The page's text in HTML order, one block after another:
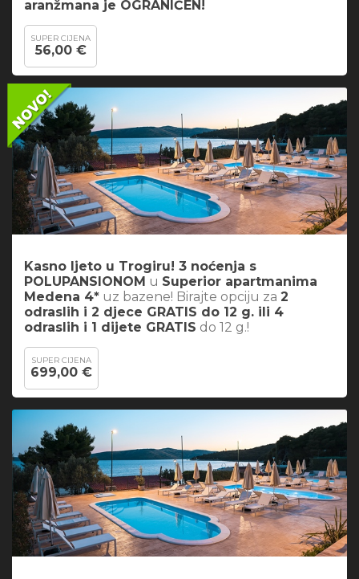
aranžmana je OGRANIČEN!
SUPER CIJENA
56,00 €
Kasno ljeto u Trogiru! 3 noćenja s
POLUPANSIONOM u Superior apartmanima
Medena 4* uz bazene! Birajte opciju za 2
odraslih i 2 djece GRATIS do 12 g. ili 4
odraslih i 1 dijete GRATIS do 12 g.!
SUPER CIJENA
699,00 €